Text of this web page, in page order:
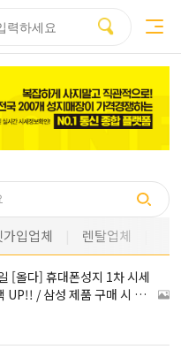
입업체 렌탈업체
/ 삼성 제품 구매 시 온누
가장 저렴합니다